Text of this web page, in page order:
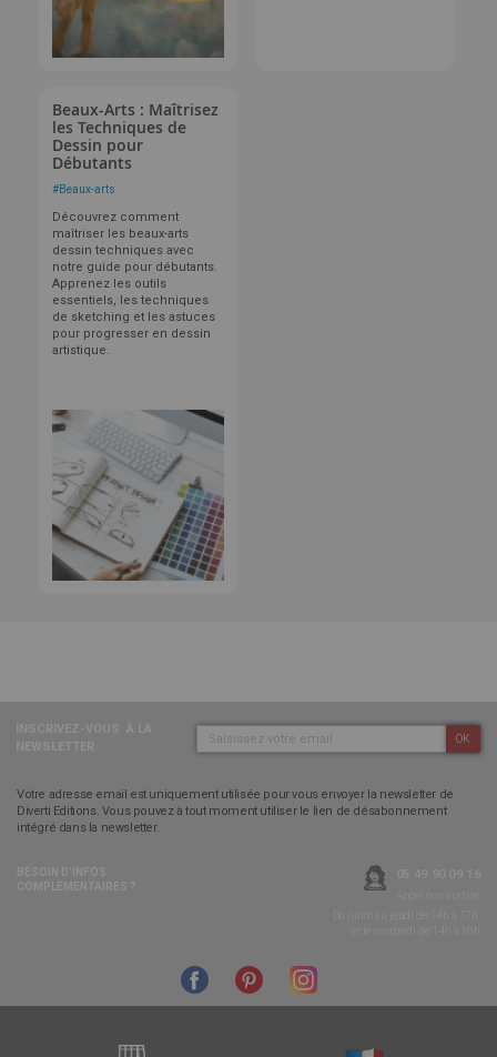
Beaux-Arts : Maîtrisez
les Techniques de
Dessin pour
Débutants
#Beaux-arts
Découvrez comment
maîtriser les beaux-arts
dessin techniques avec
notre guide pour débutants.
Apprenez les outils
essentiels, les techniques
de sketching et les astuces
pour progresser en dessin
artistique.
OK
Votre adresse email est uniquement utilisée pour vous envoyer la newsletter de
Diverti Editions. Vous pouvez à tout moment utiliser le lien de désabonnement
intégré dans la newsletter.